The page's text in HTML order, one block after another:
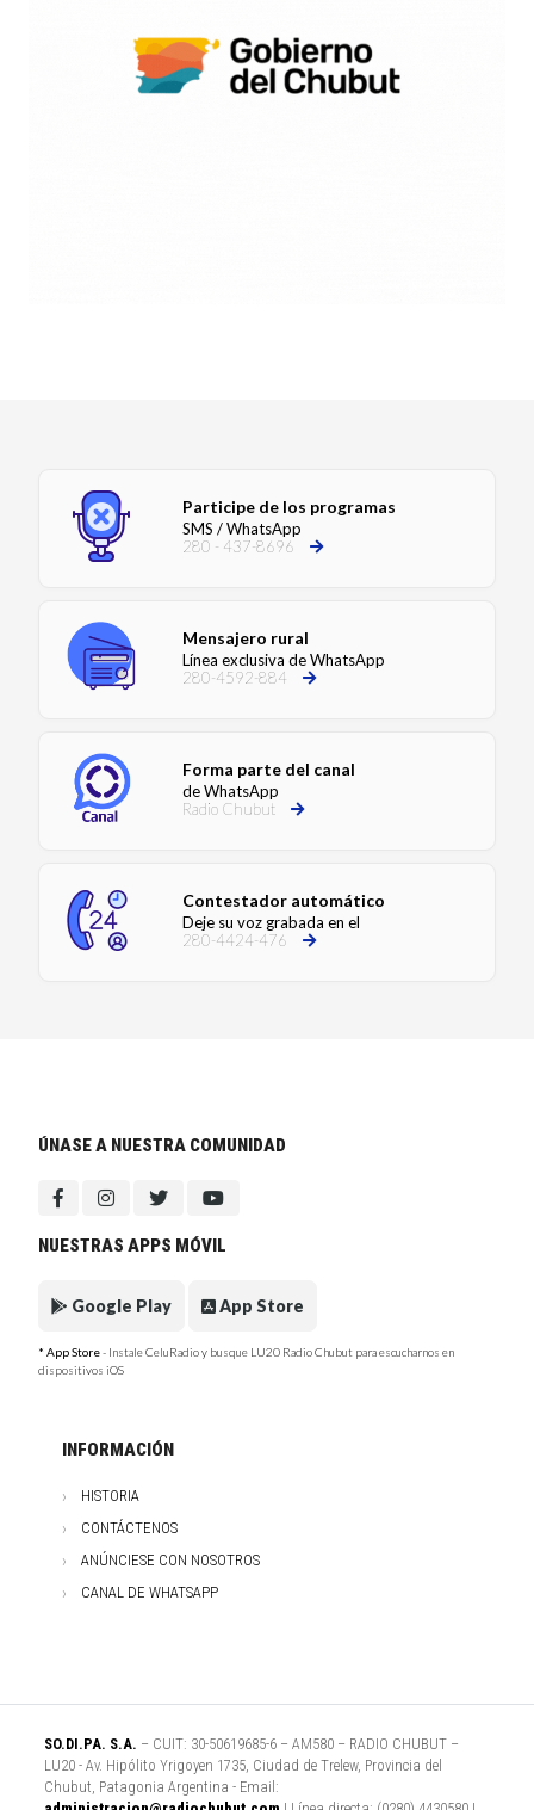
Participe de los programas
SMS / WhatsApp
280 - 437-8696
Mensajero rural
Línea exclusiva de WhatsApp
280-4592-884
Forma parte del canal
de WhatsApp
Radio Chubut
Contestador automático
Deje su voz grabada en el
280-4424-476
ÚNASE A NUESTRA COMUNIDAD
NUESTRAS APPS MÓVIL
Google Play App Store
* App Store- Instale CeluRadio y busque LU20 Radio Chubut para escucharnos en
dispositivos iOS
INFORMACIÓN
HISTORIA
CONTÁCTENOS
ANÚNCIESE CON NOSOTROS
CANAL DE WHATSAPP
SO.DI.PA. S.A. – CUIT: 30-50619685-6 – AM580 – RADIO CHUBUT –
LU20 - Av. Hipólito Yrigoyen 1735, Ciudad de Trelew, Provincia del
Chubut, Patagonia Argentina - Email: